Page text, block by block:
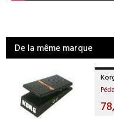
De la même marque